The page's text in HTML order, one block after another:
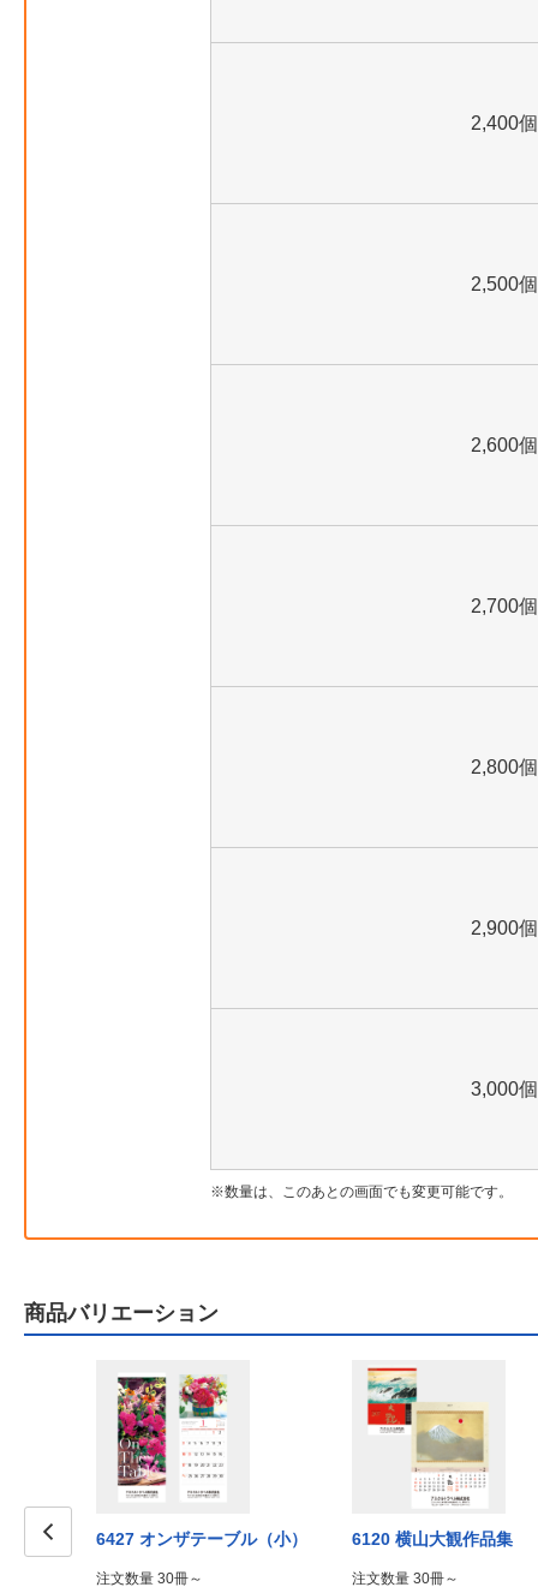
2,400個
2,500個
2,600個
2,700個
2,800個
2,900個
3,000個
数量は、このあとの画面でも変更可能です。
商品バリエーション
－五七
6427 オンザテーブル（小）
注文数量 30冊～
6120 横山大観作品集
注文数量 30冊～